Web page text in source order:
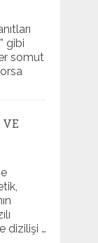
gibi
somut
VE
dizilişi …